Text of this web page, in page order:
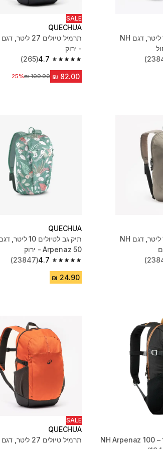
תיק גב לטיולים 10 ליטר, דגם‏ NH
SALE
QUECHUA
- ירוק
4.7
4.7 out of 5 stars from 265 reviews
(265)
מחיר לפני הנחה‏109.90 ₪
25%
תיק גב לטיולים 10 ליטר, דגם NH
QUECHUA
Arpenaz 50 - ירוק
4.7
4.7 out of 5 stars from 23847 reviews
(23847)
SALE
QUECHUA